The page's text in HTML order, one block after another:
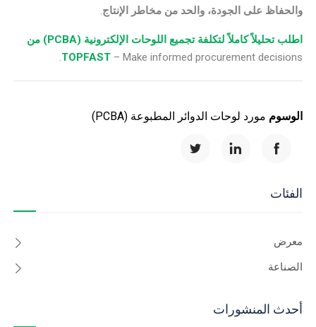
والحفاظ على الجودة، والحد من مخاطر الإنتاج
اطلب تحليلاً كاملاً لتكلفة تجميع اللوحات الإلكترونية (PCBA) من
TOPFAST– Make informed procurement decisions.
الوسوم مورد لوحات الدوائر المطبوعة (PCBA)
الفئات
معرض
الصناعة
أحدث المنشورات